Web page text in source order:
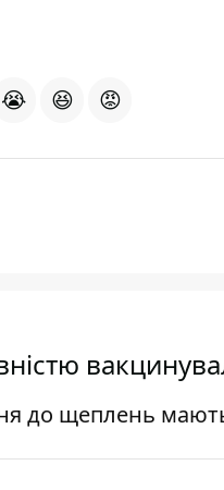
😭 😆 😡
до щеплень мають